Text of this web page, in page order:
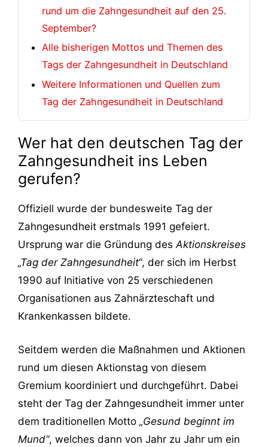
rund um die Zahngesundheit auf den 25.
September?
Alle bisherigen Mottos und Themen des
Tags der Zahngesundheit in Deutschland
Weitere Informationen und Quellen zum
Tag der Zahngesundheit in Deutschland
Wer hat den deutschen Tag der
Zahngesundheit ins Leben
gerufen?
Offiziell wurde der bundesweite Tag der
Zahngesundheit erstmals 1991 gefeiert.
Ursprung war die Gründung desAktionskreises
„Tag der Zahngesundheit“, der sich im Herbst
1990 auf Initiative von 25 verschiedenen
Organisationen aus Zahnärzteschaft und
Krankenkassen bildete.
Seitdem werden die Maßnahmen und Aktionen
rund um diesen Aktionstag von diesem
Gremium koordiniert und durchgeführt. Dabei
steht der Tag der Zahngesundheit immer unter
dem traditionellen Motto „Gesund beginnt im
Mund“, welches dann von Jahr zu Jahr um ein